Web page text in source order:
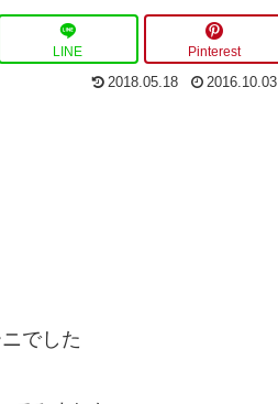
LINE Pinterest
2018.05.18 2016.10.03
でした